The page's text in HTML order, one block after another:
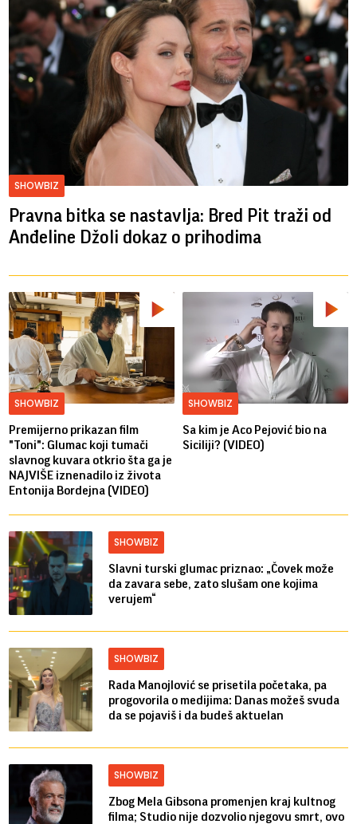
SHOWBIZ
Pravna bitka se nastavlja: Bred ​​Pit traži od
Anđeline Džoli dokaz o prihodima
SHOWBIZ
Premijerno prikazan film
"Toni": Glumac koji tumači
slavnog kuvara otkrio šta ga je
NAJVIŠE iznenadilo iz života
Entonija Bordejna (VIDEO)
SHOWBIZ
Sa kim je Aco Pejović bio na
Siciliji? (VIDEO)
SHOWBIZ
Slavni turski glumac priznao: „Čovek može
da zavara sebe, zato slušam one kojima
verujem“
SHOWBIZ
Rada Manojlović se prisetila početaka, pa
progovorila o medijima: Danas možeš svuda
da se pojaviš i da budeš aktuelan
SHOWBIZ
Zbog Mela Gibsona promenjen kraj kultnog
filma; Studio nije dozvolio njegovu smrt, ovo